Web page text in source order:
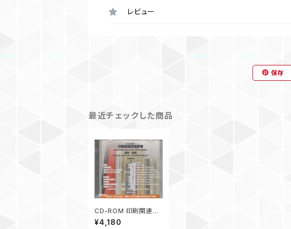
レビュー
保存
最近チェックした商品
CD-ROM 印刷関連用
語辞書
¥4,180